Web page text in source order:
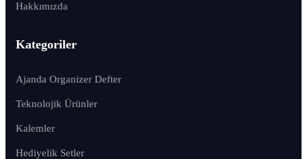
Hakkımızda
Kategoriler
Ajanda Organizer Defter
Teknolojik Ürünler
Kalemler
Hediyelik Setler